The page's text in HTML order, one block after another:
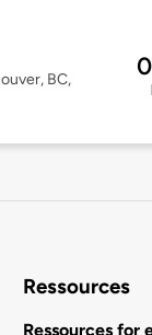
BC,
Ressources
Ressources for